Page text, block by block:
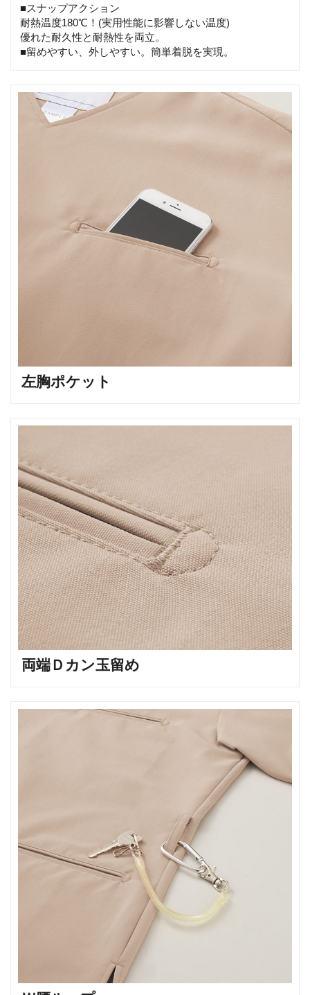
■スナップアクション
耐熱温度180℃！(実用性能に影響しない温度)
優れた耐久性と耐熱性を両立。
■留めやすい、外しやすい。簡単着脱を実現。
左胸ポケット
両端Ｄカン玉留め